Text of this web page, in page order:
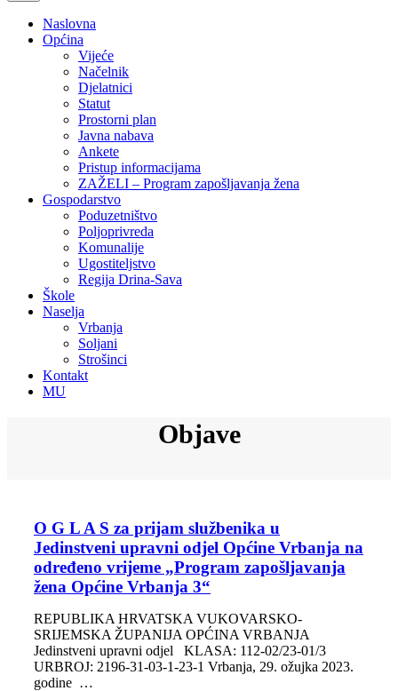
Naslovna
Općina
Vijeće
Načelnik
Djelatnici
Statut
Prostorni plan
Javna nabava
Ankete
Pristup informacijama
ZAŽELI – Program zapošljavanja žena
Gospodarstvo
Poduzetništvo
Poljoprivreda
Komunalije
Ugostiteljstvo
Regija Drina-Sava
Škole
Naselja
Vrbanja
Soljani
Strošinci
Kontakt
MU
Objave
O G L A S za prijam službenika u
Jedinstveni upravni odjel Općine Vrbanja na
određeno vrijeme „Program zapošljavanja
žena Općine Vrbanja 3“
REPUBLIKA HRVATSKA VUKOVARSKO-
SRIJEMSKA ŽUPANIJA OPĆINA VRBANJA
Jedinstveni upravni odjel KLASA: 112-02/23-01/3
URBROJ: 2196-31-03-1-23-1 Vrbanja, 29. ožujka 2023.
godine …